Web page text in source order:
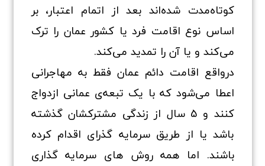
کوتاه‌مدت شده‌اند بعد از اتمام اعتبار، بر
اساس نوع اقامت فرد یا کشور عمان را ترک
می‌کند و یا آن را تمدید می‌کند.
درواقع اقامت دائم عمان فقط به مهاجرانی
اعطا می‌شود که با یک تبعه‌ی عمانی ازدواج
کنند و 5 سال از زندگی مشترکشان گذشته
باشد یا از طریق سرمایه گذرای اقدام کرده
باشند. اما همه روش های سرمایه گذاری